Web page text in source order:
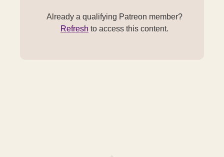
Already a qualifying Patreon member?
Refresh to access this content.